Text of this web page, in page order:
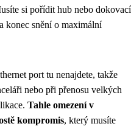
si pořídit hub nebo dokovací
konec snění o maximální
port tu nenajdete, takže
nebo při přenosu velkých
Tahle omezení v
kompromis, který musíte